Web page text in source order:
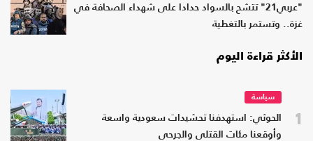
"عربي21" تتشح بالسواد حدادا على شهداء الصحافة في
غزة.. وتستمر بالتغطية
الأكثر قراءة اليوم
1
سياسة
الحوثي: استهدفنا تحشيدات سعودية واسعة
وأوقعنا مئات القتلى والجرحى